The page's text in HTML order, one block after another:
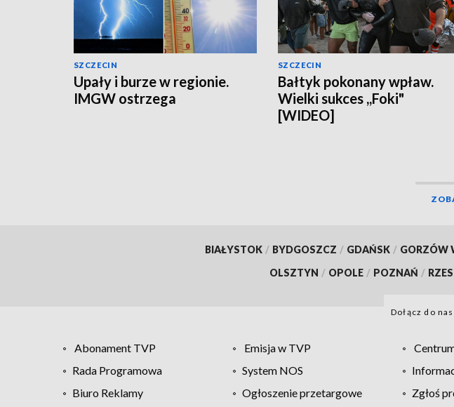
SZCZECIN
Upały i burze w regionie.
IMGW ostrzega
SZCZECIN
Bałtyk pokonany wpław.
Wielki sukces ,,Foki"
[WIDEO]
BIAŁYSTOK / BYDGOSZCZ / GDAŃSK / GORZÓW
OLSZTYN / OPOLE / POZNAŃ /
Dołącz do
Abonament TVP Emisja w TVP
Rada Programowa
System NOS
Biuro Reklamy
Ogłoszenie przetargowe Zgłoś